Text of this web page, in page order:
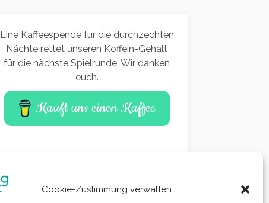
Cookie-Zustimmung verwalten
Eine Kaffeespende für die durchzechten
Nächte rettet unseren Koffein-Gehalt
für die nächste Spielrunde. Wir danken
euch.
Kauft uns einen Kaffee